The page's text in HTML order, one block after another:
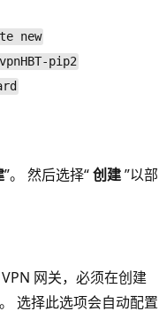
new
vpnHBT-pip2
”。 然后选择“创建”以部
网关，必须在创建
选择此选项会自动配置